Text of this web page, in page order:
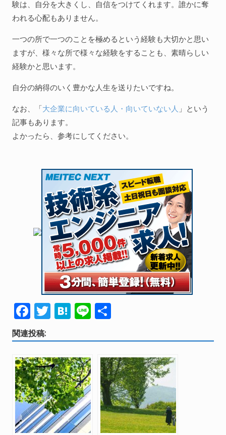
験は、自分を大きくし、自信をつけてくれます。誰かに奪
われる心配もありません。
一つの所で一つのことを極めるという経験も大切かと思い
ますが、様々な所で様々な経験をすることも、素晴らしい
経験かと思います。
自分の納得のいく豊かな人生を送りたいですね。
なお、「大企業に向いている人・向いていない人 」という
記事もあります。
よかったら、参考にしてください。
F
ac
e
b
o
o
k
T
itt
er
H
e
n
a
Li
e
関連投稿: